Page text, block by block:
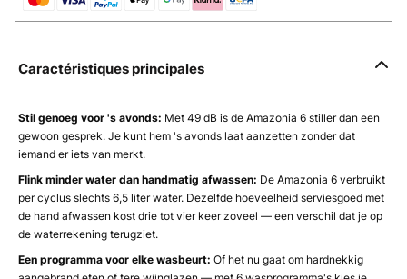
Caractéristiques principales
Stil genoeg voor 's avonds: Met 49 dB is de Amazonia 6 stiller dan een
gewoon gesprek. Je kunt hem 's avonds laat aanzetten zonder dat
iemand er iets van merkt.
Flink minder water dan handmatig afwassen: De Amazonia 6 verbruikt
per cyclus slechts 6,5 liter water. Dezelfde hoeveelheid serviesgoed met
de hand afwassen kost drie tot vier keer zoveel — een verschil dat je op
de waterrekening terugziet.
Een programma voor elke wasbeurt: Of het nu gaat om hardnekkig